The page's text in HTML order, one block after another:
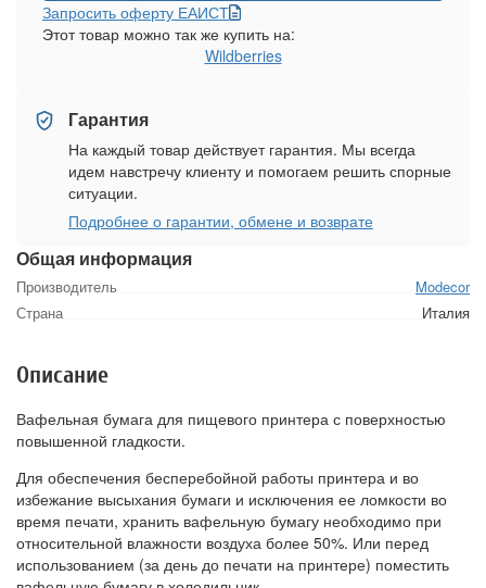
Общая информация
Производитель
Modecor
Страна
Италия
Запросить оферту ЕАИСТ
Этот товар можно так же купить на:
Wildberries
Гарантия
На каждый товар действует гарантия. Мы всегда
идем навстречу клиенту и помогаем решить спорные
ситуации.
Подробнее о гарантии, обмене и возврате
Описание
Вафельная бумага для пищевого принтера с поверхностью
повышенной гладкости.
Для обеспечения бесперебойной работы принтера и во
избежание высыхания бумаги и исключения ее ломкости во
время печати, хранить вафельную бумагу необходимо при
относительной влажности воздуха более 50%. Или перед
использованием (за день до печати на принтере) поместить